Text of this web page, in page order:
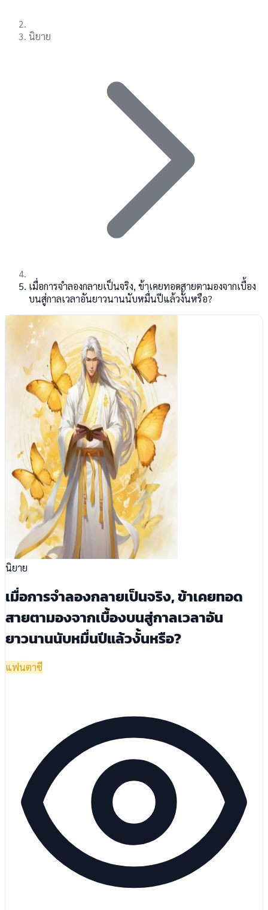
นิยาย
เมื่อการจำลองกลายเป็นจริง, ข้าเคยทอดสายตามองจากเบื้อง
บนสู่กาลเวลาอันยาวนานนับหมื่นปีแล้วงั้นหรือ?
นิยาย
เมื่อการจำลองกลายเป็นจริง, ข้าเคยทอด
สายตามองจากเบื้องบนสู่กาลเวลาอัน
ยาวนานนับหมื่นปีแล้วงั้นหรือ?
แฟนตาซี